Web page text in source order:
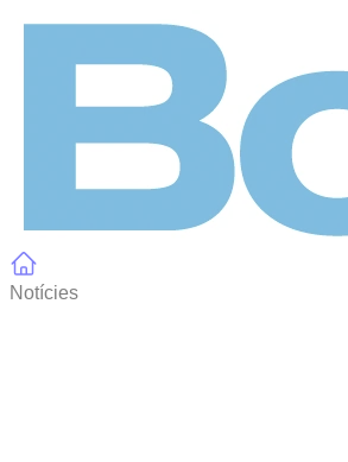
Notícies